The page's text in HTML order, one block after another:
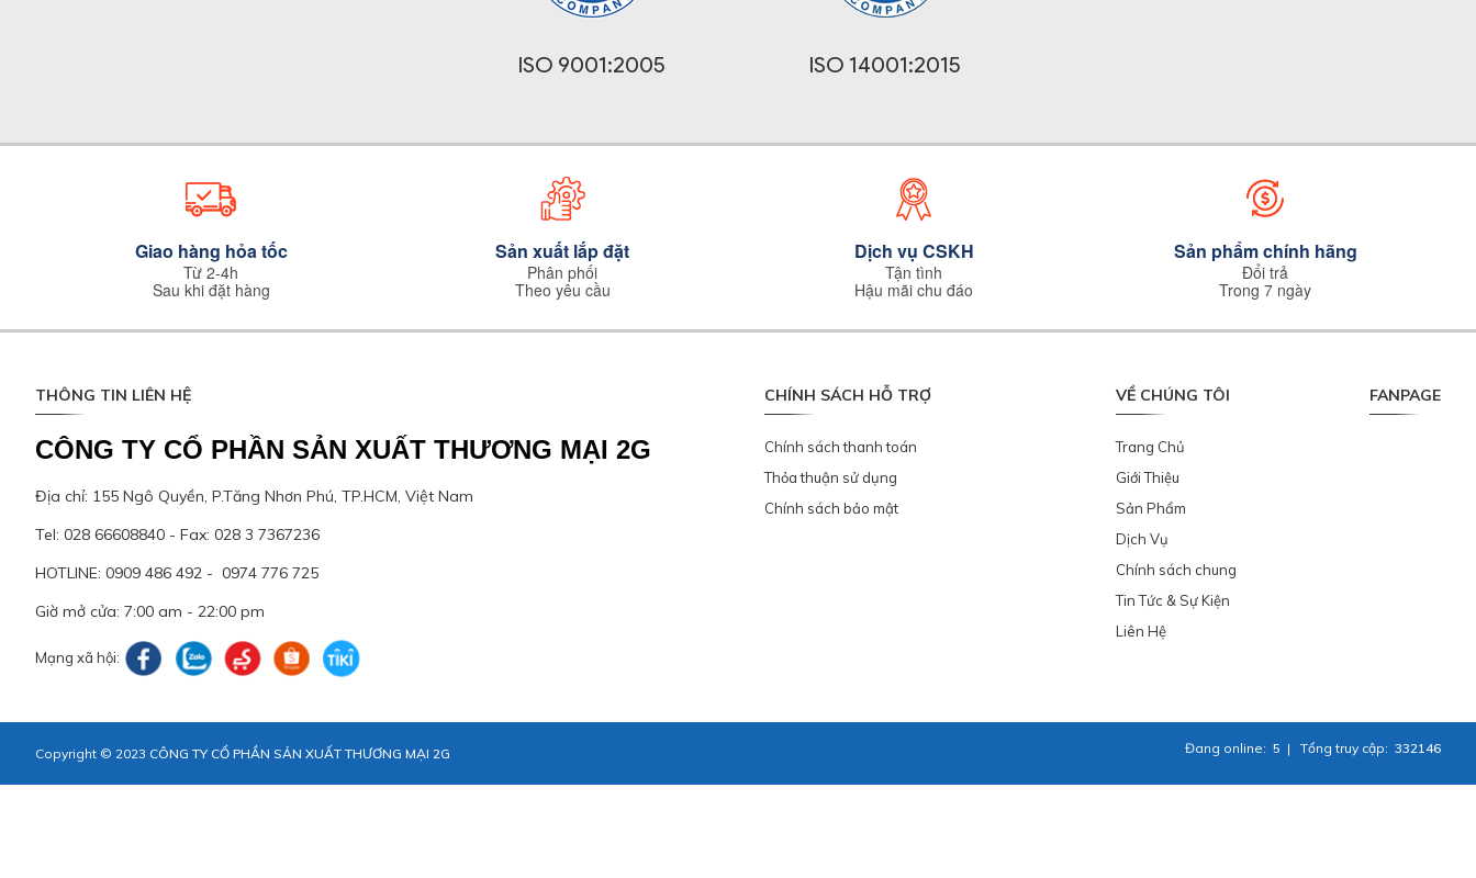
ISO 9001:2005 ISO 14001:2015
Giao hàng hỏa tốc
Từ 2-4h
Sau khi đặt hàng
Sản xuất lắp đặt
Phân phối
Theo yêu cầu
Dịch vụ CSKH
Tận tình
Hậu mãi chu đáo
Sản phẩm chính hãng
Đổi trả
Trong 7 ngày
THÔNG TIN LIÊN HỆ
CÔNG TY CỔ PHẦN SẢN XUẤT THƯƠNG MẠI 2G
Địa chỉ: 155 Ngô Quyền, P.Tăng Nhơn Phú, TP.HCM, Việt Nam
Tel: 028 66608840 - Fax: 028 3 7367236
HOTLINE: 0909 486 492 - 0974 776 725
Giờ mở cửa: 7:00 am - 22:00 pm
Mạng xã hội:
CHÍNH SÁCH HỖ TRỢ
Chính sách thanh toán
Thỏa thuận sử dụng
Chính sách bảo mật
VỀ CHÚNG TÔI
Trang Chủ
Giới Thiệu
Sản Phẩm
Dịch Vụ
Chính sách chung
Tin Tức & Sự Kiện
Liên Hệ
FANPAGE
Copyright © 2023 CÔNG TY CỔ PHẦN SẢN XUẤT THƯƠNG MẠI 2G Đang online: 5 | Tổng truy cập: 332146